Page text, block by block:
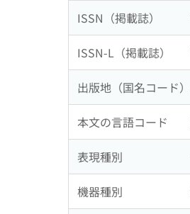
ISSN（掲載誌）
ISSN-L（掲載誌）
出版地（国名コード）
本文の言語コード
表現種別
機器種別